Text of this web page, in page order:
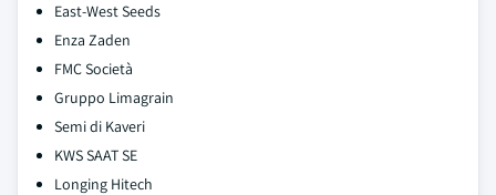
East-West Seeds
Enza Zaden
FMC Società
Gruppo Limagrain
Semi di Kaveri
KWS SAAT SE
Longing Hitech